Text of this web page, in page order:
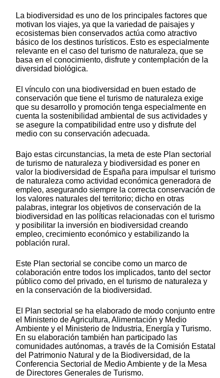
La biodiversidad es uno de los principales factores que
motivan los viajes, ya que la variedad de paisajes y
ecosistemas bien conservados actúa como atractivo
básico de los destinos turísticos. Esto es especialmente
relevante en el caso del turismo de naturaleza, que se
basa en el conocimiento, disfrute y contemplación de la
diversidad biológica.
El vínculo con una biodiversidad en buen estado de
conservación que tiene el turismo de naturaleza exige
que su desarrollo y promoción tenga especialmente en
cuenta la sostenibilidad ambiental de sus actividades y
se asegure la compatibilidad entre uso y disfrute del
medio con su conservación adecuada.
Bajo estas circunstancias, la meta de este Plan sectorial
de turismo de naturaleza y biodiversidad es poner en
valor la biodiversidad de España para impulsar el turismo
de naturaleza como actividad económica generadora de
empleo, asegurando siempre la correcta conservación de
los valores naturales del territorio; dicho en otras
palabras, integrar los objetivos de conservación de la
biodiversidad en las políticas relacionadas con el turismo
y posibilitar la inversión en biodiversidad creando
empleo, crecimiento económico y estabilizando la
población rural.
Este Plan sectorial se concibe como un marco de
colaboración entre todos los implicados, tanto del sector
público como del privado, en el turismo de naturaleza y
en la conservación de la biodiversidad.
El Plan sectorial se ha elaborado de modo conjunto entre
el Ministerio de Agricultura, Alimentación y Medio
Ambiente y el Ministerio de Industria, Energía y Turismo.
En su elaboración también han participado las
comunidades autónomas, a través de la Comisión Estatal
del Patrimonio Natural y de la Biodiversidad, de la
Conferencia Sectorial de Medio Ambiente y de la Mesa
de Directores Generales de Turismo.